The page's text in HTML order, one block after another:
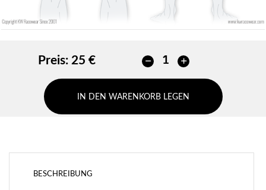
Preis: 25 €
IN DEN WARENKORB LEGEN
BESCHREIBUNG